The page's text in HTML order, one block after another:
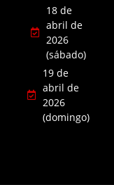
18 de
abril de
2026
(sábado)
19 de
abril de
2026
(domingo)